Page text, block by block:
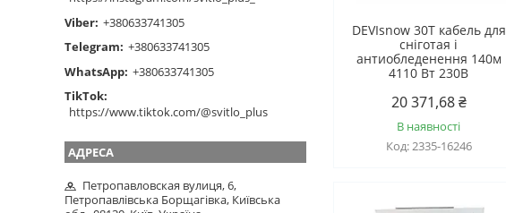
DEVIsnow 30T кабель для
сніготая і
антиобледенення 140м
4110 Вт 230B
20 371,68 ₴
В наявності
2335-16246
Viber +380633741305
Telegram +380633741305
WhatsApp +380633741305
TikTok
https://www.tiktok.com/@svitlo_plus
Петропавловская вулиця, 6,
Петропавлівська Борщагівка, Київська